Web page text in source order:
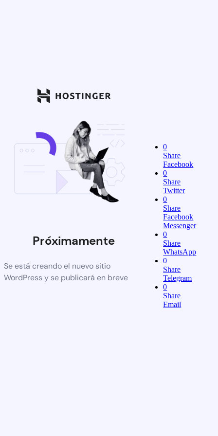
Próximamente
Se está creando el nuevo sitio
WordPress y se publicará en breve
0
Share
Facebook
0
Share
Twitter
0
Share
Facebook
Messenger
0
Share
WhatsApp
0
Share
Telegram
0
Share
Email